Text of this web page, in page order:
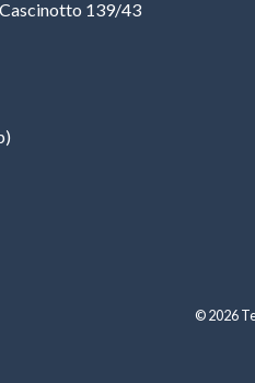
139/43
© 2026